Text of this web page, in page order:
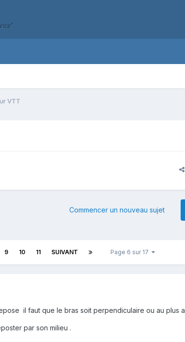
VTT
Commencer un nouveau sujet
9 10 11 SUIVANT Page 6 sur 17
il faut que le bras soit perpendiculaire ou au plus a
par son milieu .